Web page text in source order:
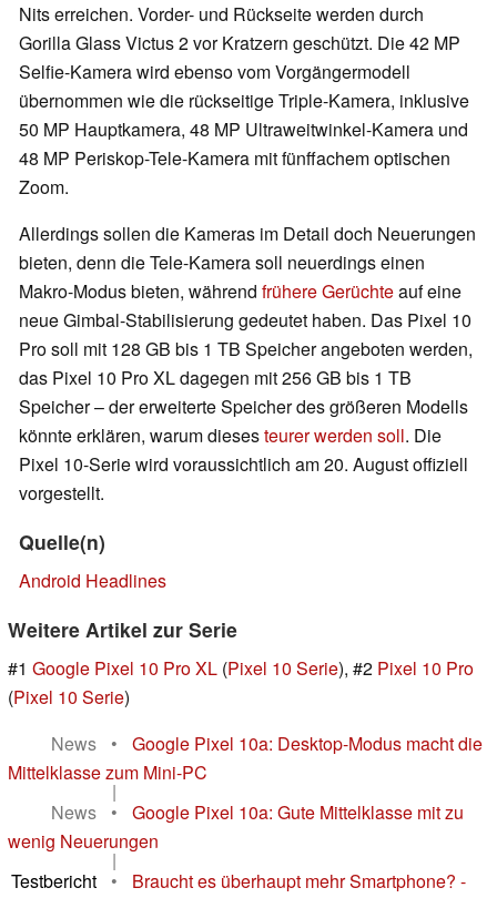
Nits erreichen. Vorder- und Rückseite werden durch
Gorilla Glass Victus 2 vor Kratzern geschützt. Die 42 MP
Selfie-Kamera wird ebenso vom Vorgängermodell
übernommen wie die rückseitige Triple-Kamera, inklusive
50 MP Hauptkamera, 48 MP Ultraweitwinkel-Kamera und
48 MP Periskop-Tele-Kamera mit fünffachem optischen
Zoom.
Allerdings sollen die Kameras im Detail doch Neuerungen
bieten, denn die Tele-Kamera soll neuerdings einen
Makro-Modus bieten, während frühere Gerüchteauf eine
neue Gimbal-Stabilisierung gedeutet haben. Das Pixel 10
Pro soll mit 128 GB bis 1 TB Speicher angeboten werden,
das Pixel 10 Pro XL dagegen mit 256 GB bis 1 TB
Speicher – der erweiterte Speicher des größeren Modells
könnte erklären, warum diesesteurer werden soll. Die
Pixel 10-Serie wird voraussichtlich am 20. August offiziell
vorgestellt.
Quelle(n)
Android Headlines
Weitere Artikel zur Serie
#1 Google Pixel 10 Pro XL (Pixel 10 Serie), #2 Pixel 10 Pro
(Pixel 10 Serie)
News
•
Google Pixel 10a: Desktop-Modus macht die
Mittelklasse zum Mini-PC
|
News
•
Google Pixel 10a: Gute Mittelklasse mit zu
wenig Neuerungen
|
Testbericht
•
Braucht es überhaupt mehr Smartphone? -